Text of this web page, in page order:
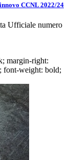
CCNL 2022/24
Ufficiale numero
margin-right:
font-weight: bold;